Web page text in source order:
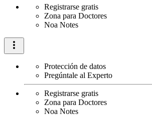
Registrarse gratis
Zona para Doctores
Noa Notes
Protección de datos
Pregúntale al Experto
Registrarse gratis
Zona para Doctores
Noa Notes